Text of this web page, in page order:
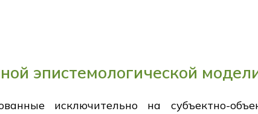
эпистемологической
исключительно на субъектно-